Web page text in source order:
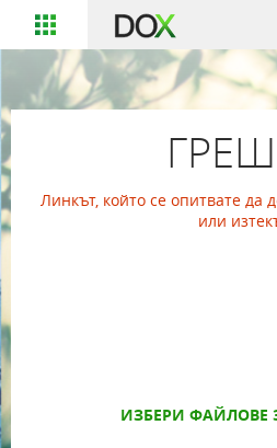
Линкът, който се опитвате да
или
ИЗБЕРИ ФАЙЛОВЕ